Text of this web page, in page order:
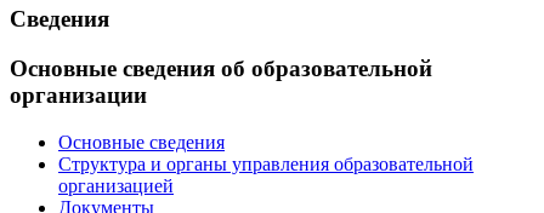
Сведения
Основные сведения об образовательной
организации
Основные сведения
Структура и органы управления образовательной
организацией
Документы